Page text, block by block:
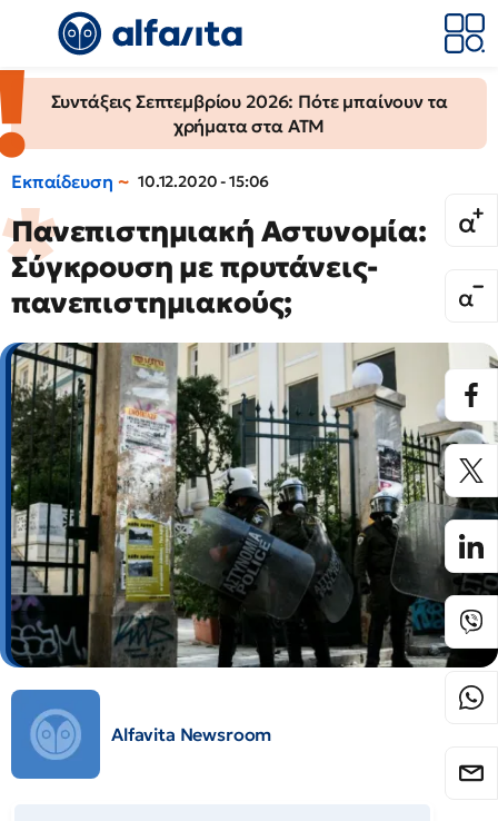
Συντάξεις Σεπτεμβρίου 2026: Πότε μπαίνουν τα
χρήματα στα ΑΤΜ
Εκπαίδευση 10.12.2020 - 15:06
Πανεπιστημιακή Αστυνομία:
Σύγκρουση με πρυτάνεις-
πανεπιστημιακούς;
Alfavita Newsroom